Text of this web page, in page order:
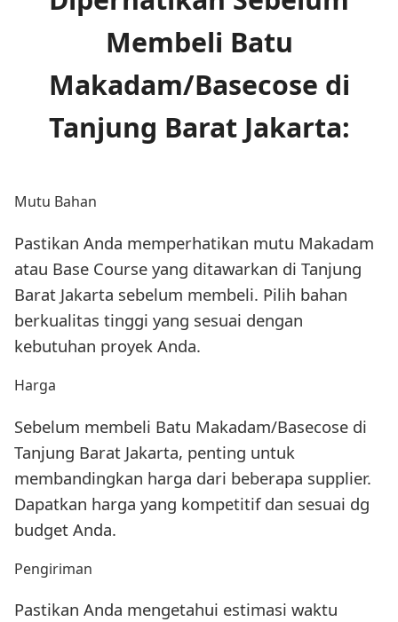
Membeli Batu
Makadam/Basecose di
Tanjung Barat Jakarta:
Mutu Bahan
Pastikan Anda memperhatikan mutu Makadam
atau Base Course yang ditawarkan di Tanjung
Barat Jakarta sebelum membeli. Pilih bahan
berkualitas tinggi yang sesuai dengan
kebutuhan proyek Anda.
Harga
Sebelum membeli Batu Makadam/Basecose di
Tanjung Barat Jakarta, penting untuk
membandingkan harga dari beberapa supplier.
Dapatkan harga yang kompetitif dan sesuai dg
budget Anda.
Pengiriman
Pastikan Anda mengetahui estimasi waktu